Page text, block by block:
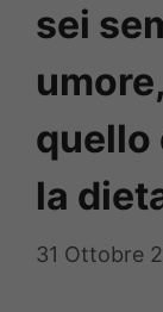
sei
quello
la
31 Ottobre